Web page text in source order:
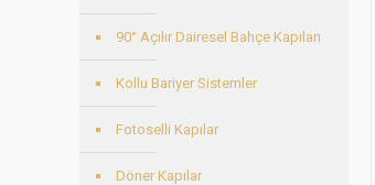
90° Açılır Dairesel Bahçe Kapıları
Kollu Bariyer Sistemler
Fotoselli Kapılar
Döner Kapılar